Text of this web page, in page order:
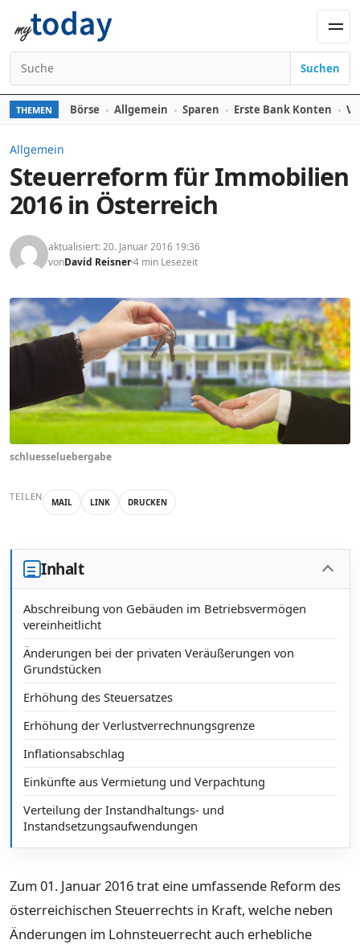
Zum Inhalt springen
Suchen nach:
Suchen
THEMEN Börse Allgemein Sparen Erste Bank Konten
Allgemein
Steuerreform für Immobilien
2016 in Österreich
aktualisiert: 20. Januar 2016 19:36
vonDavid Reisner4 min Lesezeit
schluesseluebergabe
TEILEN MAIL LINK DRUCKEN
Inhalt
Abschreibung von Gebäuden im Betriebsvermögen
vereinheitlicht
Änderungen bei der privaten Veräußerungen von
Grundstücken
Erhöhung des Steuersatzes
Erhöhung der Verlustverrechnungsgrenze
Inflationsabschlag
Einkünfte aus Vermietung und Verpachtung
Verteilung der Instandhaltungs- und
Instandsetzungsaufwendungen
Zum 01. Januar 2016 trat eine umfassende Reform des
österreichischen Steuerrechts in Kraft, welche neben
Änderungen im Lohnsteuerrecht auch erhebliche